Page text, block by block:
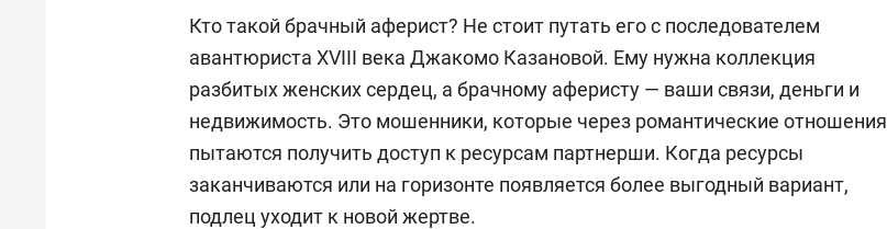
Кто такой брачный аферист? Не стоит путать его с последователем
авантюриста XVIII века Джакомо Казановой. Ему нужна коллекция
разбитых женских сердец, а брачному аферисту — ваши связи, деньги и
недвижимость. Это мошенники, которые через романтические отношения
пытаются получить доступ к ресурсам партнерши. Когда ресурсы
заканчиваются или на горизонте появляется более выгодный вариант,
подлец уходит к новой жертве.